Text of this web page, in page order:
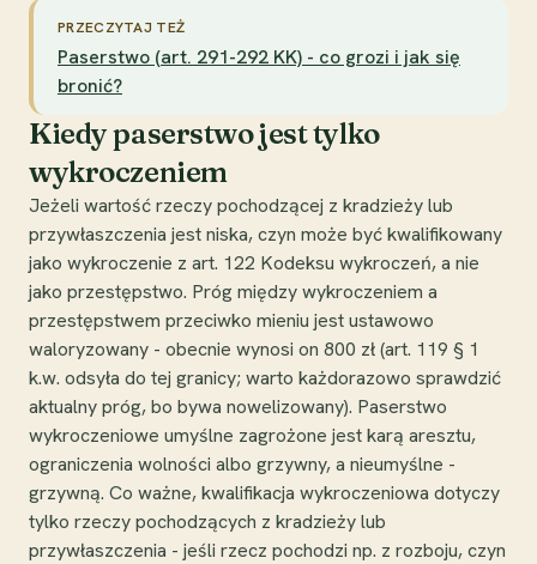
PRZECZYTAJ TEŻ
Paserstwo (art. 291-292 KK) - co grozi i jak się
bronić?
Kiedy paserstwo jest tylko
wykroczeniem
Jeżeli wartość rzeczy pochodzącej z kradzieży lub
przywłaszczenia jest niska, czyn może być kwalifikowany
jako wykroczenie z art. 122 Kodeksu wykroczeń, a nie
jako przestępstwo. Próg między wykroczeniem a
przestępstwem przeciwko mieniu jest ustawowo
waloryzowany - obecnie wynosi on 800 zł (art. 119 § 1
k.w. odsyła do tej granicy; warto każdorazowo sprawdzić
aktualny próg, bo bywa nowelizowany). Paserstwo
wykroczeniowe umyślne zagrożone jest karą aresztu,
ograniczenia wolności albo grzywny, a nieumyślne -
grzywną. Co ważne, kwalifikacja wykroczeniowa dotyczy
tylko rzeczy pochodzących z kradzieży lub
przywłaszczenia - jeśli rzecz pochodzi np. z rozboju, czyn